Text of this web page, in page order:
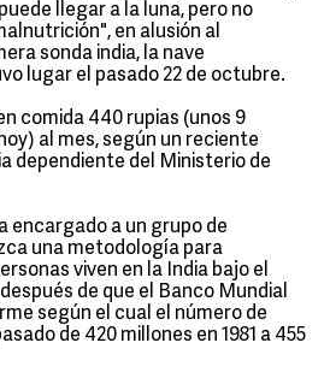
llegar a la luna, pero no
en alusión al
sonda india, la nave
lugar el pasado 22 de octubre.
comida 440 rupias (unos 9
al mes, según un reciente
dependiente del Ministerio de
encargado a un grupo de
una metodología para
viven en la India bajo el
de que el Banco Mundial
según el cual el número de
de 420 millones en 1981 a 455